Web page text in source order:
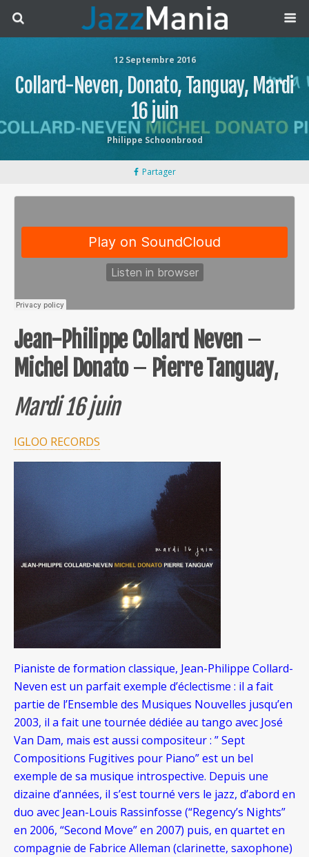
12 Septembre 2016
Collard-Neven, Donato, Tanguay, Mardi
16 juin
Philippe Schoonbrood
Partager
Jean-Philippe Collard Neven–
Michel Donato– Pierre Tanguay,
Mardi 16 juin
IGLOO RECORDS
Pianiste de formation classique, Jean-Philippe Collard-
Neven est un parfait exemple d’éclectisme : il a fait
partie de l’Ensemble des Musiques Nouvelles jusqu’en
2003, il a fait une tournée dédiée au tango avec José
Van Dam, mais est aussi compositeur : ” Sept
Compositions Fugitives pour Piano” est un bel
exemple de sa musique introspective. Depuis une
dizaine d’années, il s’est tourné vers le jazz, d’abord en
duo avec Jean-Louis Rassinfosse (“Regency’s Nights”
en 2006, “Second Move” en 2007) puis, en quartet en
compagnie de Fabrice Alleman (clarinette, saxophone)